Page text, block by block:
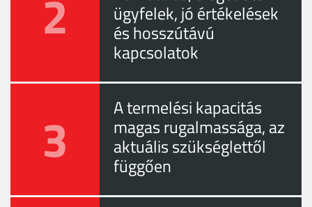
2 ügyfelek, jó értékelések
és hosszútávú
kapcsolatok
3 A termelési kapacitás
magas rugalmassága, az
aktuális szükséglettől
függően